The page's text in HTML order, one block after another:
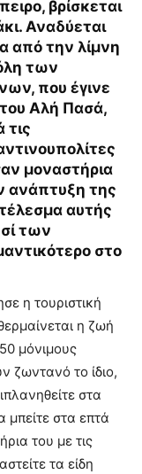
βρίσκεται
Αναδύεται
από την λίμνη
των
που έγινε
Αλή Πασά,
τις
μοναστήρια
ανάπτυξη της
αυτής
των
στο
η τουριστική
η ζωή
μόνιμους
ζωντανό το ίδιο,
στα
μπείτε στα επτά
του με τις
τα είδη